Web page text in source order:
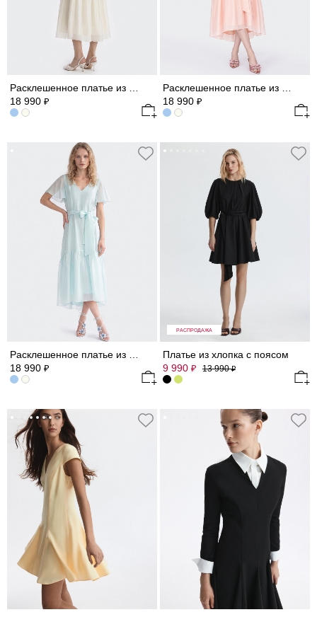
18 990 ₽
18 990 ₽
18 990 ₽
РАСПРОДАЖА
Платье из хлопка с поясом
9 990 ₽ 13 990₽